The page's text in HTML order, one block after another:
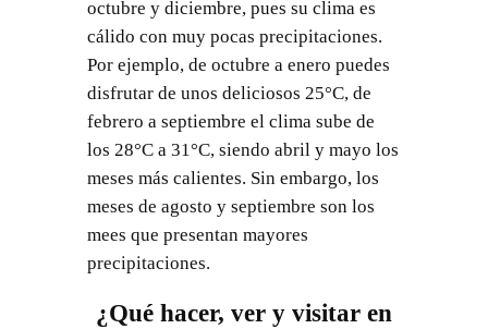
octubre y diciembre, pues su clima es
cálido con muy pocas precipitaciones.
Por ejemplo, de octubre a enero puedes
disfrutar de unos deliciosos 25°C, de
febrero a septiembre el clima sube de
los 28°C a 31°C, siendo abril y mayo los
meses más calientes. Sin embargo, los
meses de agosto y septiembre son los
mees que presentan mayores
precipitaciones.
¿Qué hacer, ver y visitar en